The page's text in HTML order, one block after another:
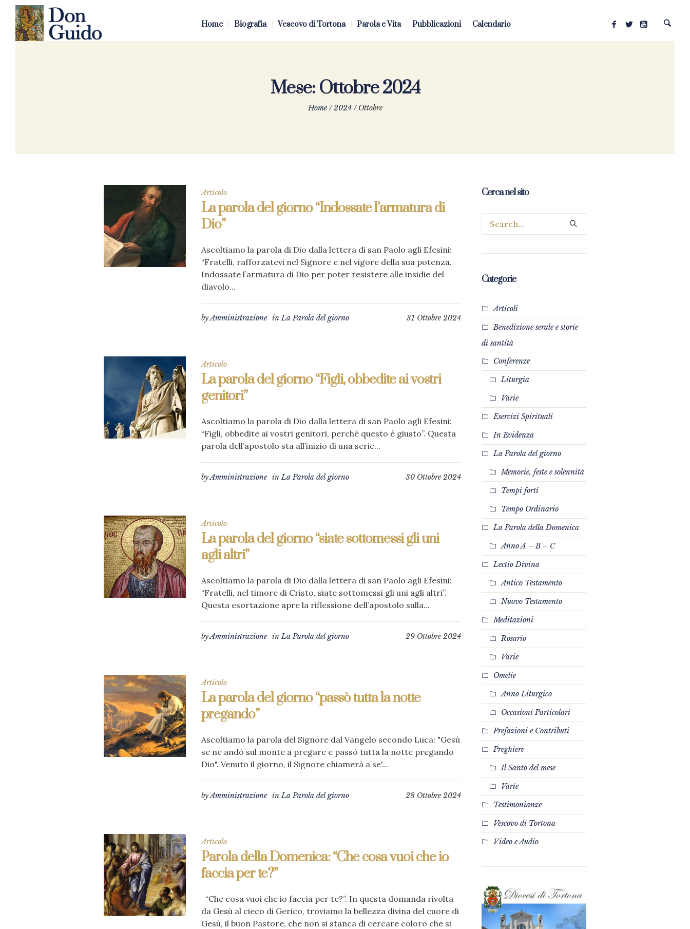
Home Biografia Vescovo di Tortona Parola e Vita Pubblicazioni Calendario
Mese: Ottobre 2024
Home /2024 /Ottobre
Articolo
La parola del giorno “Indossate l’armatura di
Dio”
Ascoltiamo la parola di Dio dalla lettera di san Paolo agli Efesini:
“Fratelli, rafforzatevi nel Signore e nel vigore della sua potenza.
Indossate l’armatura di Dio per poter resistere alle insidie del
diavolo...
31 Ottobre 2024
byAmministrazione inLa Parola del giorno
Articolo
La parola del giorno “Figli, obbedite ai vostri
genitori”
Ascoltiamo la parola di Dio dalla lettera di san Paolo agli Efesini:
“Figli, obbedite ai vostri genitori, perché questo è giusto”. Questa
parola dell’apostolo sta all’inizio di una serie...
30 Ottobre 2024
byAmministrazione inLa Parola del giorno
Articolo
La parola del giorno “siate sottomessi gli uni
agli altri”
Ascoltiamo la parola di Dio dalla lettera di san Paolo agli Efesini:
“Fratelli, nel timore di Cristo, siate sottomessi gli uni agli altri”.
Questa esortazione apre la riflessione dell’apostolo sulla...
29 Ottobre 2024
byAmministrazione inLa Parola del giorno
Articolo
La parola del giorno “passò tutta la notte
pregando”
Ascoltiamo la parola del Signore dal Vangelo secondo Luca: "Gesù
se ne andò sul monte a pregare e passò tutta la notte pregando
Dio". Venuto il giorno, il Signore chiamerà a se'...
28 Ottobre 2024
byAmministrazione inLa Parola del giorno
Articolo
Parola della Domenica: “Che cosa vuoi che io
faccia per te?”
“Che cosa vuoi che io faccia per te?”. In questa domanda rivolta
da Gesù al cieco di Gerico, troviamo la bellezza divina del cuore di
Gesù, il buon Pastore, che non si stanca di cercare coloro che si
Cerca nel sito
Categorie
Articoli
Benedizione serale e storie
di santità
Conferenze
Liturgia
Varie
Esercizi Spirituali
In Evidenza
La Parola del giorno
Memorie, feste e solennità
Tempi forti
Tempo Ordinario
La Parola della Domenica
Anno A – B – C
Lectio Divina
Antico Testamento
Nuovo Testamento
Meditazioni
Rosario
Varie
Omelie
Anno Liturgico
Occasioni Particolari
Prefazioni e Contributi
Preghiere
Il Santo del mese
Varie
Testimonianze
Vescovo di Tortona
Video e Audio